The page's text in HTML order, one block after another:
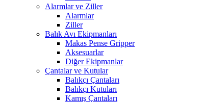
Alarmlar ve Ziller
Alarmlar
Ziller
Balık Avı Ekipmanları
Makas Pense Gripper
Aksesuarlar
Diğer Ekipmanlar
Çantalar ve Kutular
Balıkçı Çantaları
Balıkçı Kutuları
Kamış Çantaları